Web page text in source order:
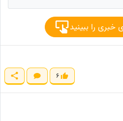
خبری را ببینید
6